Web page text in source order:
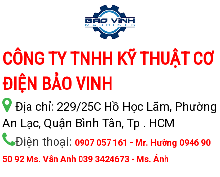
CÔNG TY TNHH KỸ THUẬT CƠ
ĐIỆN BẢO VINH
Địa chỉ: 229/25C Hồ Học Lãm, Phường
An Lạc, Quận Bình Tân, Tp . HCM
Điện thoại: 0907 057 161 - Mr. Hường 0946 90
50 92 Ms. Vân Anh 039 3424673 - Ms. Ánh